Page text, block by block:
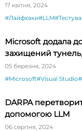
17 квітня, 2024
#Лайфхаки#LLM
Microsoft додала
захищений
спрощує
05 березня, 2024
#Microsoft#Visual Studio
DARPA
допомогою LLM
06 серпня, 2024